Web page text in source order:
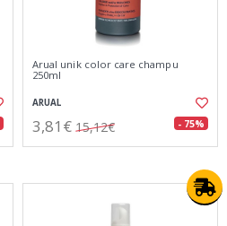
Arual unik color care champu
250ml
ARUAL
3,81€ 15,12€ - 75%